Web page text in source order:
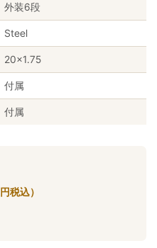
外装6段
Steel
20×1.75
付属
付属
円税込）